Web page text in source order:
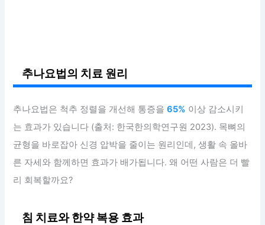
추나요법의 치료 원리
추나요법은 척추 정렬을 개선해 통증을65% 이상 감소시키
는 효과가 있습니다 (출처: 한국한의학연구원 2023). 목뼈의
균형을 바로잡아 신경 압박을 줄이는 원리인데, 생활 속 올바
른 자세와 함께하면 효과가 배가됩니다. 왜 어떤 사람은 더 빨
리 회복할까요?
침 치료와 한약 복용 효과